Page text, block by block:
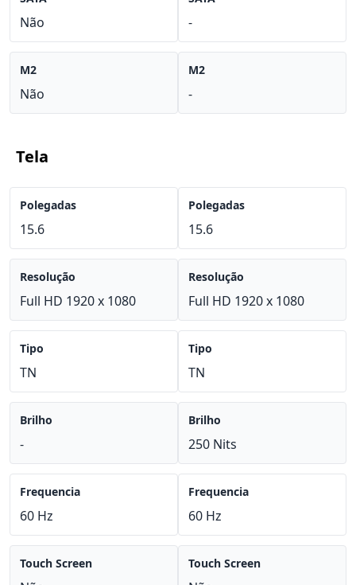
Não
M2
Não
-
M2
-
Tela
Polegadas
15.6
Resolução
Full HD 1920 x 1080
Tipo
TN
Brilho
-
Frequencia
60 Hz
Touch Screen
Polegadas
15.6
Resolução
Full HD 1920 x 1080
Tipo
TN
Brilho
250 Nits
Frequencia
60 Hz
Touch Screen